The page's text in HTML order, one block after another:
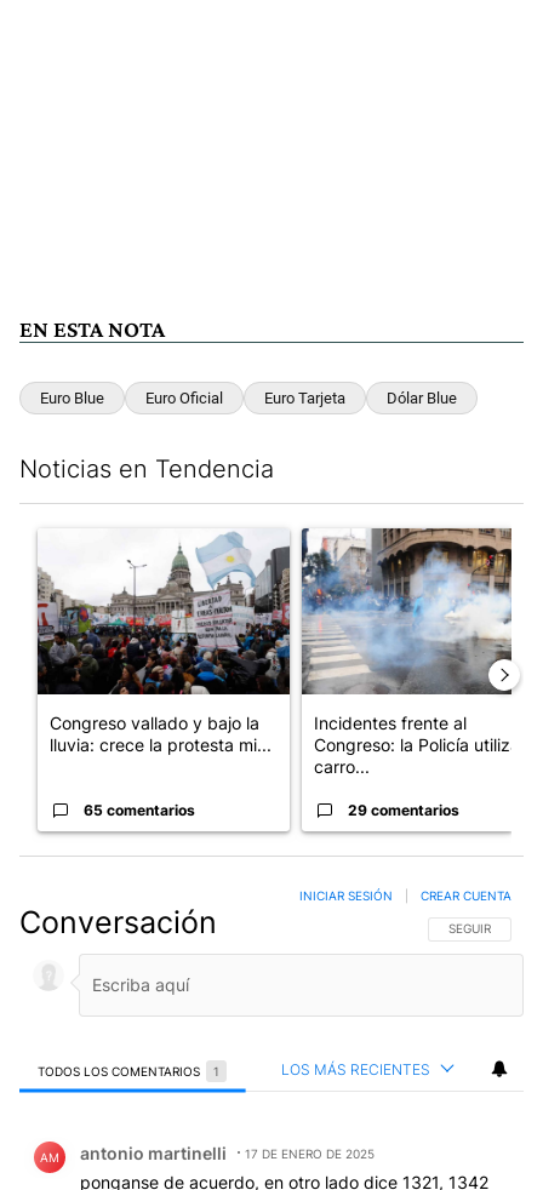
EN ESTA NOTA
Euro Blue Euro Oficial Euro Tarjeta Dólar Blue
Noticias en Tendencia
Un artículo de tendencia con el título "Congreso vallado y
Congreso vallado y bajo la
lluvia: crece la protesta mi...
65 comentarios
Un artículo de tendencia con
Incidentes frente al
Congreso: la Policía utiliza
carro...
29 comentarios
Conversación SIGA ESTA
SEGUIR
INICIAR SESIÓN CREAR CUENTA
TODOS LOS COMENTARIOS 1 LOS MÁS RECIENTES
AM antonio martinelli 17 DE ENERO DE 2025
ponganse de acuerdo, en otro lado dice 1321, 1342